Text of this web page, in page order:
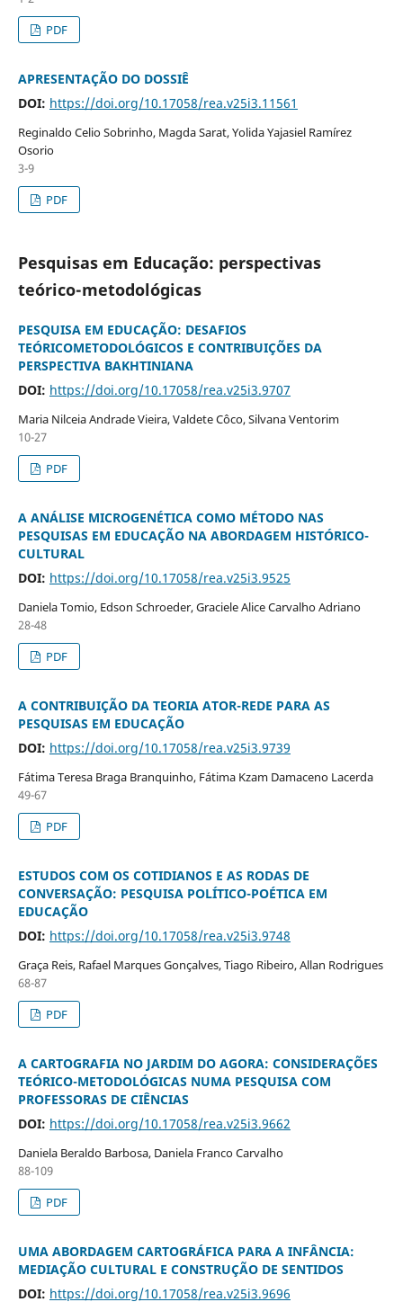
PDF
APRESENTAÇÃO DO DOSSIÊ
DOI: https://doi.org/10.17058/rea.v25i3.11561
Reginaldo Celio Sobrinho, Magda Sarat, Yolida Yajasiel Ramírez
Osorio
3-9
PDF
Pesquisas em Educação: perspectivas
teórico-metodológicas
PESQUISA EM EDUCAÇÃO: DESAFIOS
TEÓRICOMETODOLÓGICOS E CONTRIBUIÇÕES DA
PERSPECTIVA BAKHTINIANA
DOI: https://doi.org/10.17058/rea.v25i3.9707
Maria Nilceia Andrade Vieira, Valdete Côco, Silvana Ventorim
10-27
PDF
A ANÁLISE MICROGENÉTICA COMO MÉTODO NAS
PESQUISAS EM EDUCAÇÃO NA ABORDAGEM HISTÓRICO-
CULTURAL
DOI: https://doi.org/10.17058/rea.v25i3.9525
Daniela Tomio, Edson Schroeder, Graciele Alice Carvalho Adriano
28-48
PDF
A CONTRIBUIÇÃO DA TEORIA ATOR-REDE PARA AS
PESQUISAS EM EDUCAÇÃO
DOI: https://doi.org/10.17058/rea.v25i3.9739
Fátima Teresa Braga Branquinho, Fátima Kzam Damaceno Lacerda
49-67
PDF
ESTUDOS COM OS COTIDIANOS E AS RODAS DE
CONVERSAÇÃO: PESQUISA POLÍTICO-POÉTICA EM
EDUCAÇÃO
DOI: https://doi.org/10.17058/rea.v25i3.9748
Graça Reis, Rafael Marques Gonçalves, Tiago Ribeiro, Allan Rodrigues
68-87
PDF
A CARTOGRAFIA NO JARDIM DO AGORA: CONSIDERAÇÕES
TEÓRICO-METODOLÓGICAS NUMA PESQUISA COM
PROFESSORAS DE CIÊNCIAS
DOI: https://doi.org/10.17058/rea.v25i3.9662
Daniela Beraldo Barbosa, Daniela Franco Carvalho
88-109
PDF
UMA ABORDAGEM CARTOGRÁFICA PARA A INFÂNCIA:
MEDIAÇÃO CULTURAL E CONSTRUÇÃO DE SENTIDOS
DOI: https://doi.org/10.17058/rea.v25i3.9696